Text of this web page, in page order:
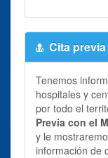
Cita
Tenemos
hospitales y
por todo el
Previa con el
y le
información de